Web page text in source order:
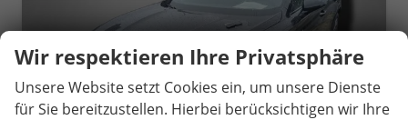
Wir respektieren Ihre Privatsphäre
Unsere Website setzt Cookies ein, um unsere Dienste
für Sie bereitzustellen. Hierbei berücksichtigen wir Ihre